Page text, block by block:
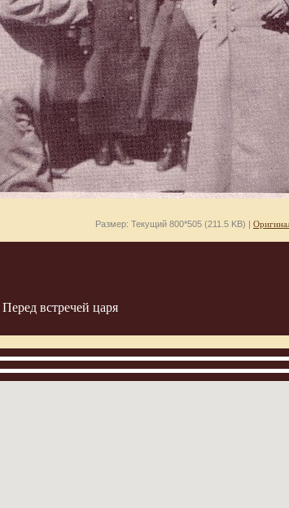
Размер: Текущий 800*505 (211.5 KB) |
Перед встречей царя